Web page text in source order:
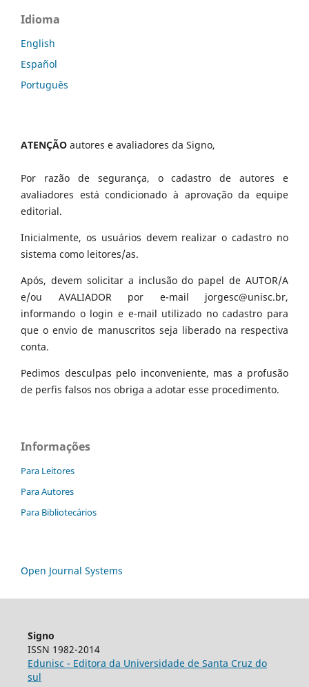
Idioma
English
Español
Português
ATENÇÃO autores e avaliadores da Signo,
Por razão de segurança, o cadastro de autores e
avaliadores está condicionado à aprovação da equipe
editorial.
Inicialmente, os usuários devem realizar o cadastro no
sistema como leitores/as.
Após, devem solicitar a inclusão do papel de AUTOR/A
e/ou AVALIADOR por e-mail jorgesc@unisc.br,
informando o login e e-mail utilizado no cadastro para
que o envio de manuscritos seja liberado na respectiva
conta.
Pedimos desculpas pelo inconveniente, mas a profusão
de perfis falsos nos obriga a adotar esse procedimento.
Informações
Para Leitores
Para Autores
Para Bibliotecários
Open Journal Systems
Signo
ISSN 1982-2014
Edunisc - Editora da Universidade de Santa Cruz do
sul